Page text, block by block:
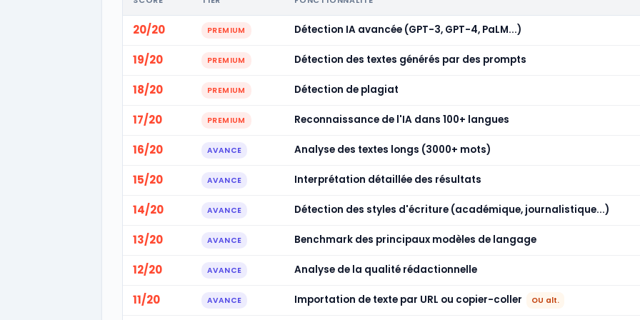
20/20 PREMIUM Détection IA avancée (GPT-3, GPT-4, PaLM...)
19/20 PREMIUM Détection des textes générés par des prompts
18/20 PREMIUM Détection de plagiat
17/20 PREMIUM Reconnaissance de l'IA dans 100+ langues
16/20 AVANCE Analyse des textes longs (3000+ mots)
15/20 AVANCE Interprétation détaillée des résultats
14/20 AVANCE Détection des styles d'écriture (académique, journalistique...)
13/20 AVANCE Benchmark des principaux modèles de langage
12/20 AVANCE Analyse de la qualité rédactionnelle
11/20 AVANCE Importation de texte par URL ou copier-coller OU alt.